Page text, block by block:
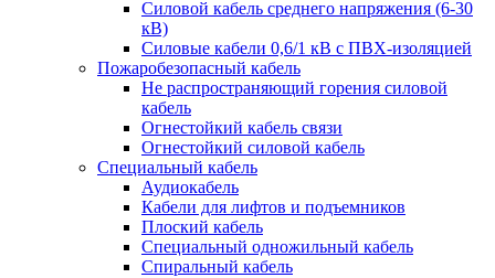
Силовой кабель среднего напряжения (6-30
кВ)
Силовые кабели 0,6/1 кВ с ПВХ-изоляцией
Пожаробезопасный кабель
Не распространяющий горения силовой
кабель
Огнестойкий кабель связи
Огнестойкий силовой кабель
Специальный кабель
Аудиокабель
Кабели для лифтов и подъемников
Плоский кабель
Специальный одножильный кабель
Спиральный кабель